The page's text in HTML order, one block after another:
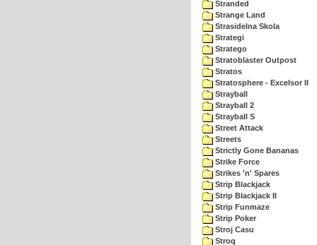
Stranded
Strange Land
Strasidelna Skola
Strategi
Stratego
Stratoblaster Outpost
Stratos
Stratosphere - Excelsor II
Strayball
Strayball 2
Strayball S
Street Attack
Streets
Strictly Gone Bananas
Strike Force
Strikes 'n' Spares
Strip Blackjack
Strip Blackjack II
Strip Funmaze
Strip Poker
Stroj Casu
Stroq